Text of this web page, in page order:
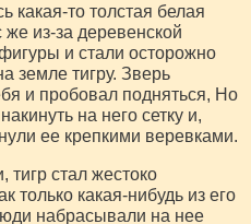
то толстая белая
из-за деревенской
и стали осторожно
земле тигру. Зверь
и пробовал подняться, Но
на него сетку и,
ее крепкими веревками.
тигр стал жестоко
только какая-нибудь из его
набрасывали на нее